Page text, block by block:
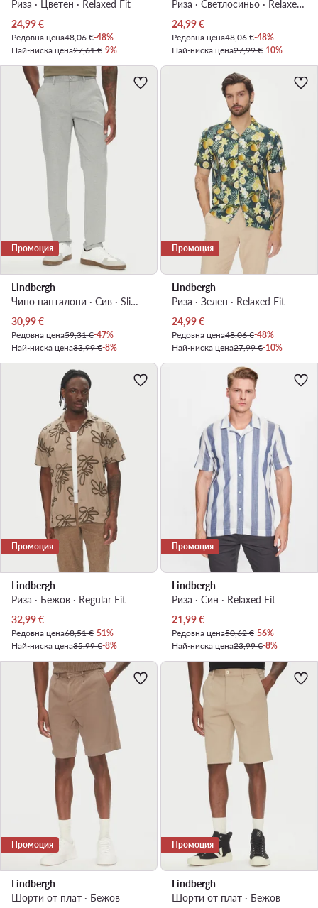
Риза · Цветен · Relaxed Fit
Актуална цена
24,99€
Редовна цена48,06 €-48%
Най-ниска цена27,61 €-9%
Риза · Светлосиньо · Relaxed Fit
Актуална цена
24,99€
Редовна цена48,06 €-48%
Най-ниска цена27,99 €-10%
Промоция
Lindbergh
Чино панталони · Сив · Slim Fit
Актуална цена
30,99€
Редовна цена59,31 €-47%
Най-ниска цена33,99 €-8%
Промоция
Lindbergh
Риза · Зелен · Relaxed Fit
Актуална цена
24,99€
Редовна цена48,06 €-48%
Най-ниска цена27,99 €-10%
Промоция
Lindbergh
Риза · Бежов · Regular Fit
Актуална цена
32,99€
Редовна цена68,51 €-51%
Най-ниска цена35,99 €-8%
Промоция
Lindbergh
Риза · Син · Relaxed Fit
Актуална цена
21,99€
Редовна цена50,62 €-56%
Най-ниска цена23,99 €-8%
Промоция
Lindbergh
Шорти от плат · Бежов
Промоция
Lindbergh
Шорти от плат · Бежов